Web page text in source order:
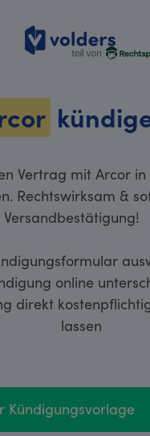
volders
Vertrag mit Arcor
Rechtswirksam &
Versandbestätigung!
online
direkt
lassen
Kündigungsvorlage